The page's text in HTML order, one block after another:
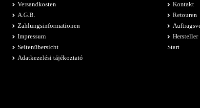
Versandkosten
A.G.B.
Zahlungsinformationen
Impressum
Seitenübersicht
Adatkezelési tájékoztató
Kontakt
Retouren
Hersteller
Start